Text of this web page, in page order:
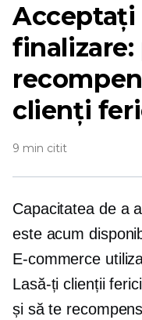
Acceptați
clienți
9 min citit
Capacitatea de a
este acum
E-commerce
Lasă-ți clienții
și să te